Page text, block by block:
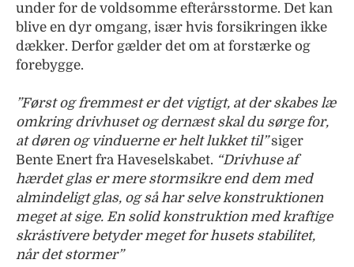
under for de voldsomme efterårsstorme. Det kan
blive en dyr omgang, især hvis forsikringen ikke
dækker. Derfor gælder det om at forstærke og
forebygge.
”Først og fremmest er det vigtigt, at der skabes læ
omkring drivhuset og dernæst skal du sørge for,
at døren og vinduerne er helt lukket til”siger
Bente Enert fra Haveselskabet. “Drivhuse af
hærdet glas er mere stormsikre end dem med
almindeligt glas, og så har selve konstruktionen
meget at sige. En solid konstruktion med kraftige
skråstivere betyder meget for husets stabilitet,
når det stormer”